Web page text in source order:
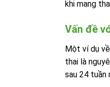
khi mang
Vấn đề
Một ví dụ
thai là
sau 24 tuần